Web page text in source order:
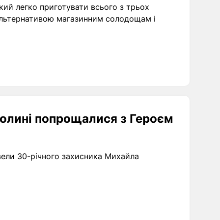
легко приготувати всього з трьох
магазинним солодощам і
попрощалися з Героєм
30-річного захисника Михайла